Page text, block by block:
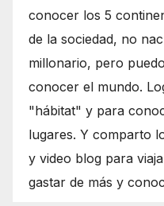
conocer los 5
de la sociedad, no
millonario, pero
conocer el mundo.
"hábitat" y para
lugares. Y comparto
y video blog para
gastar de más y